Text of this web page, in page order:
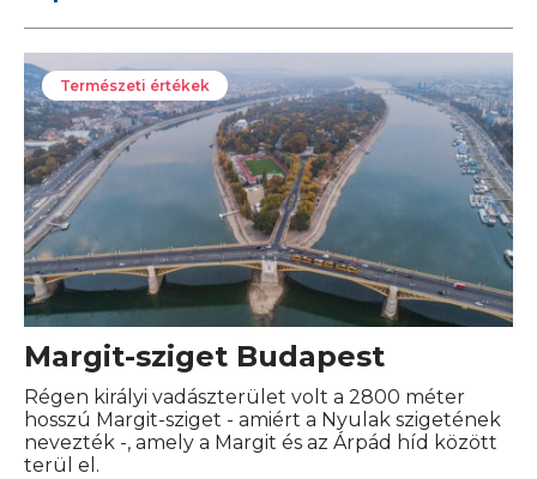
Természeti értékek
Margit-sziget Budapest
Régen királyi vadászterület volt a 2800 méter
hosszú Margit-sziget - amiért a Nyulak szigetének
nevezték -, amely a Margit és az Árpád híd között
terül el.